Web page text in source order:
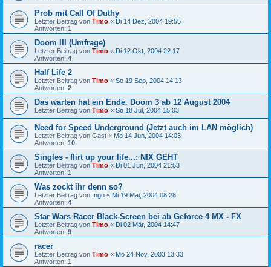
Prob mit Call Of Duthy
Letzter Beitrag von Timo « Di 14 Dez, 2004 19:55
Antworten: 1
Doom III (Umfrage)
Letzter Beitrag von Timo « Di 12 Okt, 2004 22:17
Antworten: 4
Half Life 2
Letzter Beitrag von Timo « So 19 Sep, 2004 14:13
Antworten: 2
Das warten hat ein Ende. Doom 3 ab 12 August 2004
Letzter Beitrag von Timo « So 18 Jul, 2004 15:03
Need for Speed Underground (Jetzt auch im LAN möglich)
Letzter Beitrag von Gast « Mo 14 Jun, 2004 14:03
Antworten: 10
Singles - flirt up your life...: NIX GEHT
Letzter Beitrag von Timo « Di 01 Jun, 2004 21:53
Antworten: 1
Was zockt ihr denn so?
Letzter Beitrag von Ingo « Mi 19 Mai, 2004 08:28
Antworten: 4
Star Wars Racer Black-Screen bei ab Geforce 4 MX - FX
Letzter Beitrag von Timo « Di 02 Mär, 2004 14:47
Antworten: 9
racer
Letzter Beitrag von Timo « Mo 24 Nov, 2003 13:33
Antworten: 1